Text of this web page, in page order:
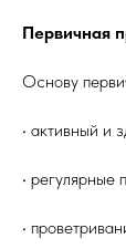
Первичная
Основу
• активный и
• регулярные
•